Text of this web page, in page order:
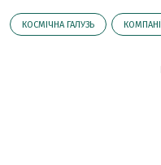
КОСМІЧНА ГАЛУЗЬ КОМПАНІЇ